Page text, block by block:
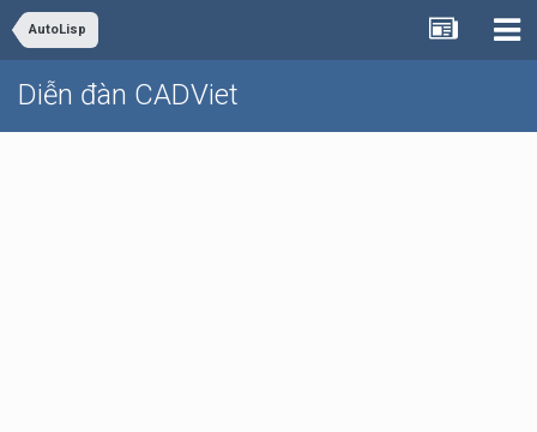
AutoLisp
Diễn đàn CADViet